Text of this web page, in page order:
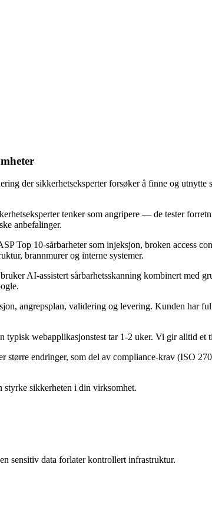
der sikkerhetseksperter forsøker å finne og utnytte
tenker som angripere — de tester
anbefalinger.
Top 10-sårbarheter som injeksjon, broken access
brannmurer og interne systemer.
AI-assistert sårbarhetsskanning kombinert med
angrepsplan, validering og levering. Kunden har
webapplikasjonstest tar 1-2 uker. Vi gir alltid et
større endringer, som del av compliance-krav (ISO
styrke sikkerheten i din virksomhet.
sensitiv data forlater kontrollert infrastruktur.